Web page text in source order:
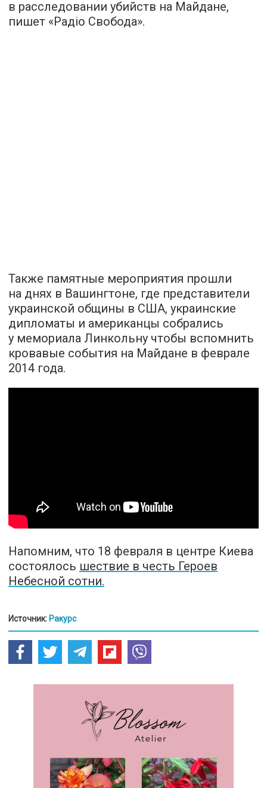
в расследовании убийств на Майдане,
пишет «Радіо Свобода».
Также памятные мероприятия прошли
на днях в Вашингтоне, где представители
украинской общины в США, украинские
дипломаты и американцы собрались
у мемориала Линкольну чтобы вспомнить
кровавые события на Майдане в феврале
2014 года.
Напомним, что 18 февраля в центре Киева
состоялось шествие в честь Героев
Небесной сотни.
Источник: Ракурс